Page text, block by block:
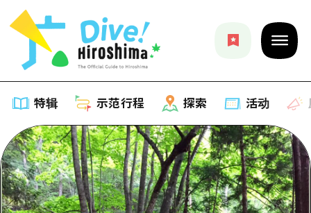
特辑 示范行程 探索 活动
特辑
列表
示范行程